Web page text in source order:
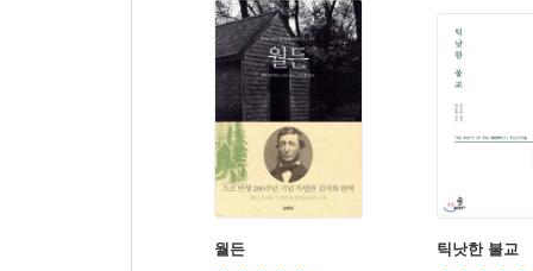
월든 틱낫한 불교